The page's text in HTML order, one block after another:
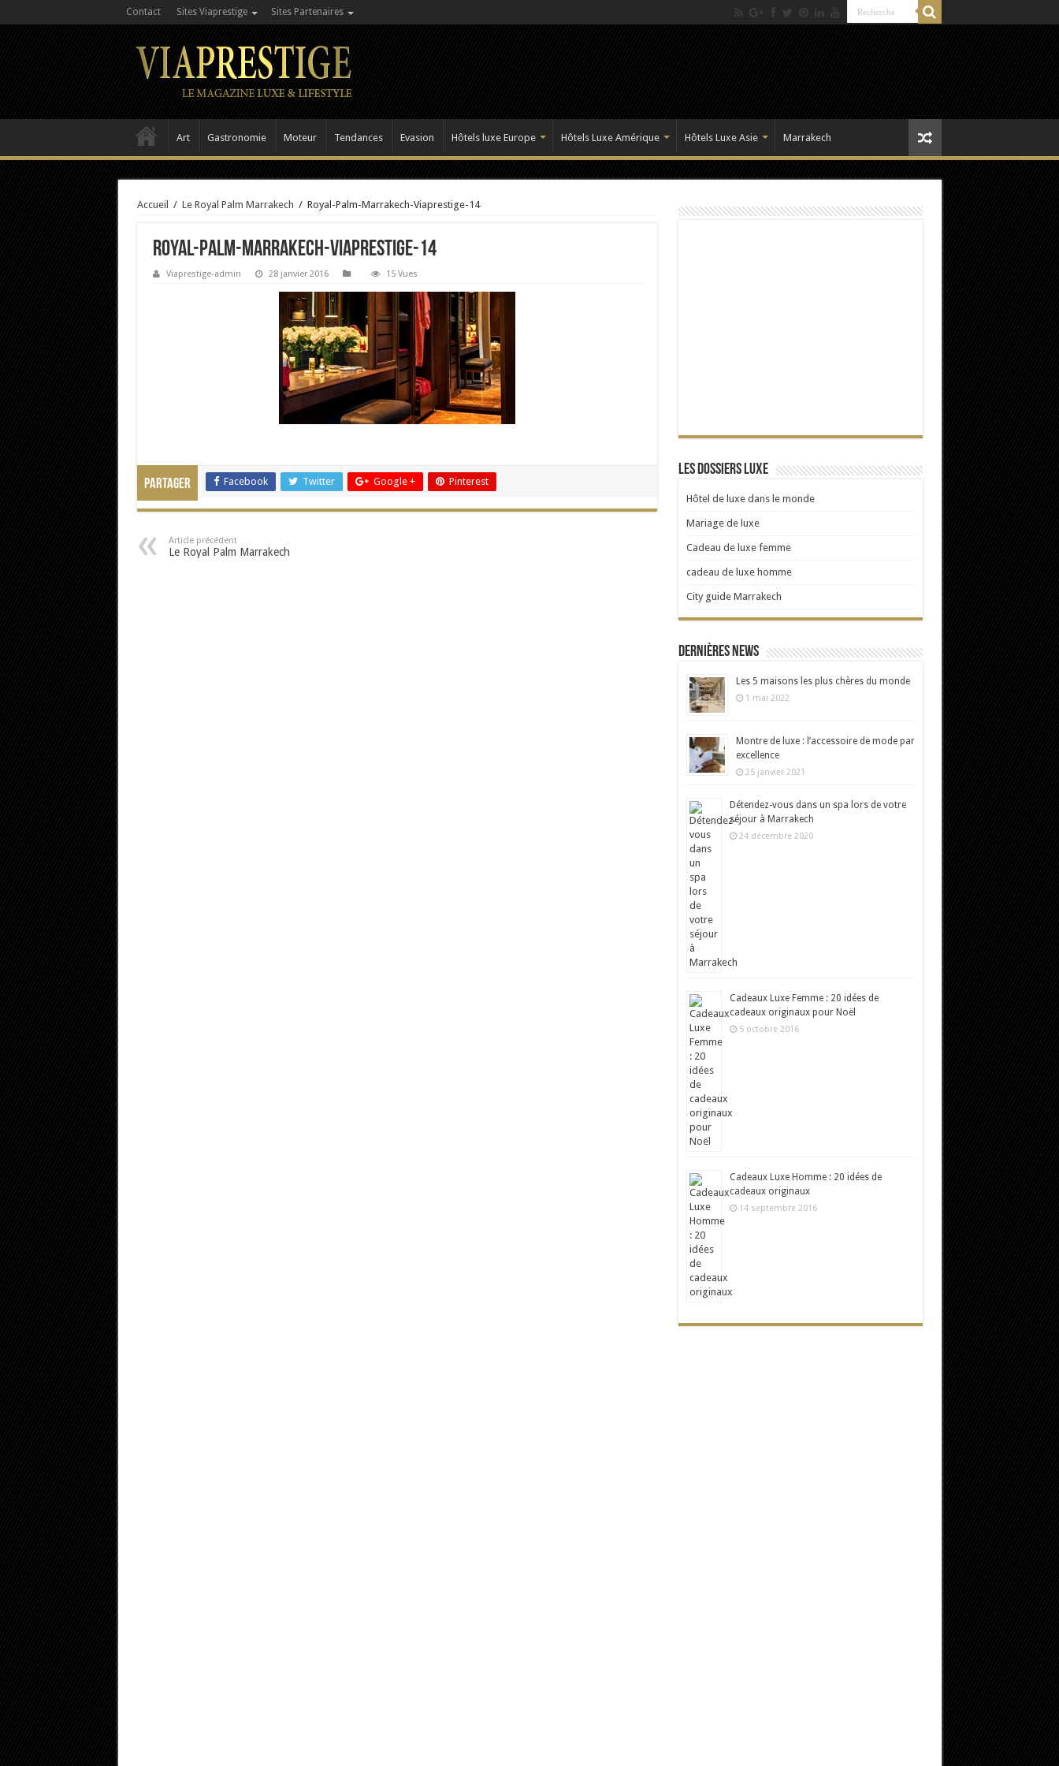
Contact Sites Viaprestige Sites Partenaires
Art Gastronomie Moteur Tendances Evasion Hôtels luxe Europe Hôtels Luxe Amérique Hôtels Luxe Asie Marrakech
Accueil / Le Royal Palm Marrakech / Royal-Palm-Marrakech-Viaprestige-14
Royal-Palm-Marrakech-Viaprestige-14
Viaprestige-admin 28 janvier 2016 15 Vues
Partager Facebook Twitter Google + Pinterest
Article précédent
Le Royal Palm Marrakech
Les dossiers Luxe
Hôtel de luxe dans le monde
Mariage de luxe
Cadeau de luxe femme
cadeau de luxe homme
City guide Marrakech
Dernières news
Les 5 maisons les plus chères du monde
1 mai 2022
Montre de luxe : l’accessoire de mode par
excellence
25 janvier 2021
Détendez-vous dans un spa lors de votre
séjour à Marrakech
24 décembre 2020
Cadeaux Luxe Femme : 20 idées de
cadeaux originaux pour Noël
5 octobre 2016
Cadeaux Luxe Homme : 20 idées de
cadeaux originaux
14 septembre 2016